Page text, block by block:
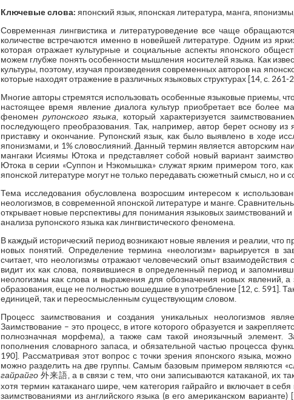
Ключевые слова: японский язык, японская литература, манга,
Современная лингвистика и литературоведение все чаще
количестве встречаются именно в новейшей литературе. Одним из
которая отражает культурные и социальные аспекты японского
можем глубже понять особенности мышления носителей языка. Как
культуры, поэтому, изучая произведения современных авторов на
которые находят отражение в различных языковых структурах [14, с. 261-
Многие авторы стремятся использовать особенные языковые приемы,
настоящее время явление диалога культур приобретает все более
феноменрупонского языка , который характеризуется
последующего преобразования. Так, например, автор берет основу из
приставку и окончание. Рупонский язык, как было выявлено в ходе
японизмами, и 1% словослияний. Данный термин является авторским
мангаки Исиямы Ютока и представляет собой новый вариант
Ютока в серии «Суппон и Нэкомышка» служат ярким примером того,
японской литературе могут не только передавать сюжетный смысл, но и
Тема исследования обусловлена возросшим интересом к
неологизмов, в современной японской литературе и манге.
открывает новые перспективы для понимания языковых заимствований
анализа рупонского языка как лингвистического феномена.
В каждый исторический период возникают новые явления и реалии, что
новых понятий. Определение термина «неологизм» варьируется в
считает, что неологизмы отражают человеческий опыт
видит их как слова, появившиеся в определенный период и
неологизмы как слова и выражения для обозначения новых явлений,
образования, еще не полностью вошедшие в употребление [12, с. 591].
единицей, так и переосмысленным существующим словом.
Процесс заимствования и создания уникальных неологизмов
Заимствование – это процесс, в итоге которого образуется и
полнозначная морфема), а также сам такой иноязычный элемент.
пополнения словарного запаса, и обязательной частью процесса
190]. Рассматривая этот вопрос с точки зрения японского языка,
можно разделить на две группы. Самым базовым примером являются
гайрайго外来語, а в связи с тем, что они записываются катаканой, их
хотя термин катаканаго шире, чем категория гайрайго и включает в себя
заимствованиями из английского языка (в его американском